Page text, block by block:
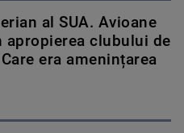
al SUA. Avioane
apropierea clubului de
era amenințarea